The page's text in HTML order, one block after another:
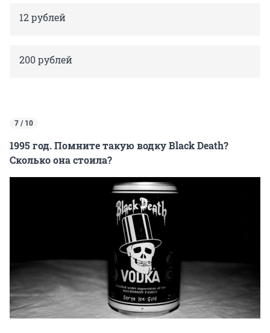
12 рублей
200 рублей
7 / 10
1995 год. Помните такую водку Black Death?
Сколько она стоила?